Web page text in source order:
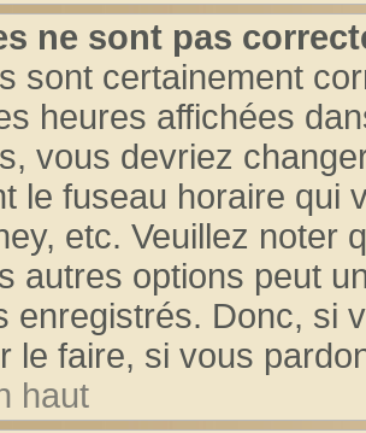
ne sont pas
sont certainement
heures affichées
vous devriez
le fuseau horaire qui
etc. Veuillez noter
autres options peut
enregistrés. Donc, si
le faire, si vous
haut